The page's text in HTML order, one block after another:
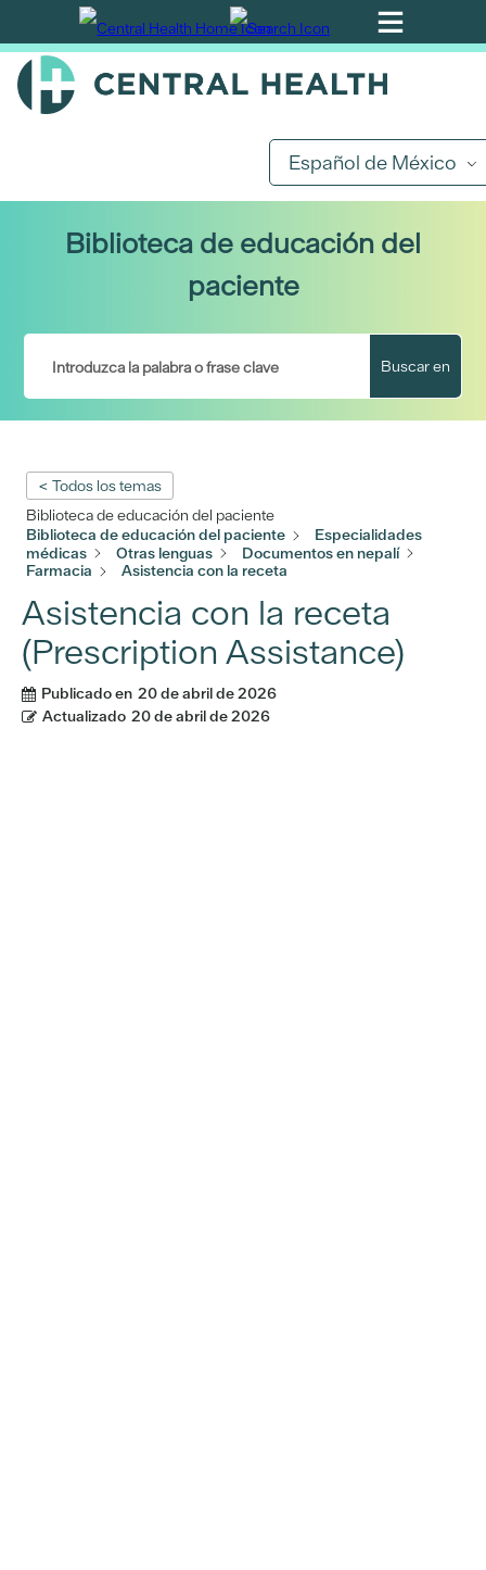
Ir
al
contenido
Español de México
Biblioteca de educación del
paciente
Buscar en
< Todos los temas
Biblioteca de educación del paciente
Biblioteca de educación del paciente
Especialidades
médicas
Otras lenguas
Documentos en nepalí
Farmacia
Asistencia con la receta
Asistencia con la receta
(Prescription Assistance)
Publicado en 20 de abril de 2026
Actualizado 20 de abril de 2026